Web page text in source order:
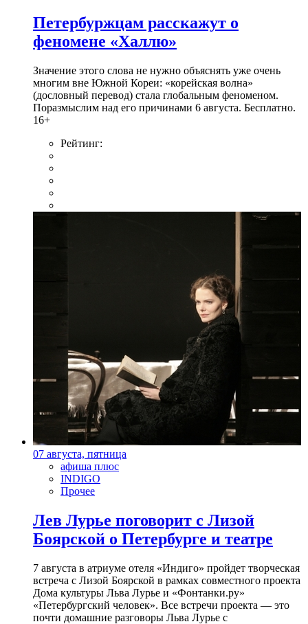
Петербуржцам расскажут о
феномене «Халлю»
Значение этого слова не нужно объяснять уже очень
многим вне Южной Кореи: «корейская волна»
(дословный перевод) стала глобальным феноменом.
Поразмыслим над его причинами 6 августа. Бесплатно.
16+
Рейтинг:
07 августа, пятница
афиша плюс
INDIGO
Прочее
Лев Лурье поговорит с Лизой
Боярской о Петербурге и театре
7 августа в атриуме отеля «Индиго» пройдет творческая
встреча с Лизой Боярской в рамках совместного проекта
Дома культуры Льва Лурье и «Фонтанки.ру»
«Петербургский человек». Все встречи проекта — это
почти домашние разговоры Льва Лурье с